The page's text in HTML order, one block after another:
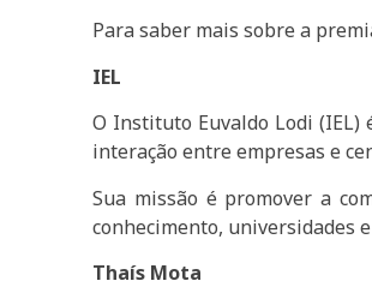
Para saber mais sobre a
IEL
O Instituto Euvaldo Lodi (IEL)
interação entre empresas e
Sua missão é promover a
conhecimento, universidades
Thaís Mota